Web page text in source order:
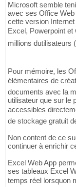
Microsoft semble
avec ses Office
cette version
Excel, Powerpoint et
millions
Pour mémoire, les
élémentaires de
documents avec la
utilisateur que sur le
accessibles
de stockage gratuit
Non content de ce
continuer à enrichir
Excel Web App
ses tableaux Excel
temps réel lorsquon